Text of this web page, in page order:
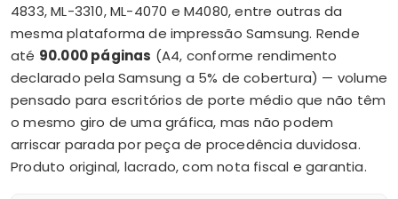
4833, ML-3310, ML-4070 e M4080, entre outras da
mesma plataforma de impressão Samsung. Rende
até 90.000 páginas (A4, conforme rendimento
declarado pela Samsung a 5% de cobertura) — volume
pensado para escritórios de porte médio que não têm
o mesmo giro de uma gráfica, mas não podem
arriscar parada por peça de procedência duvidosa.
Produto original, lacrado, com nota fiscal e garantia.